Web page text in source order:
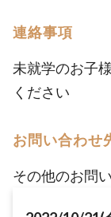
連絡事項
未就学のお子
ください
お問い合わせ
その他のお問